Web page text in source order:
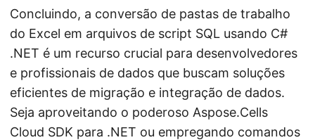
Concluindo, a conversão de pastas de trabalho
do Excel em arquivos de script SQL usando C#
.NET é um recurso crucial para desenvolvedores
e profissionais de dados que buscam soluções
eficientes de migração e integração de dados.
Seja aproveitando o poderoso Aspose.Cells
Cloud SDK para .NET ou empregando comandos